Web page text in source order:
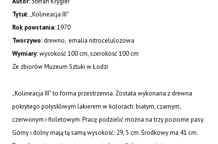
Tytuł:„Kolineacja III”
Rok powstania:1970
Tworzywo:drewno, emalia nitrocelulozowa
Wymiary:wysokość 100 cm, szerokość 100 cm
Ze zbiorów Muzeum Sztuki w Łodzi
„Kolineacja III” to forma przestrzenna. Została wykonana z drewna
pokrytego połyskliwym lakierem w kolorach: białym, czarnym,
czerwonym i fioletowym. Pracę podzielić można na trzy poziome pasy.
Górny i dolny mają tą samą wysokość: 29, 5 cm. Środkowy ma 41 cm.